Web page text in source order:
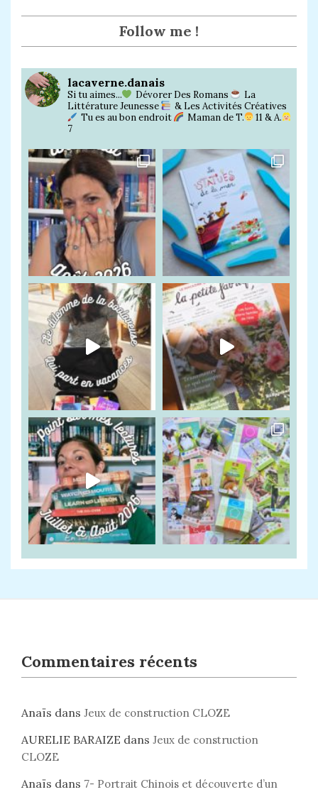
m
Follow me !
lacaverne.danais
Si tu aimes... Dévorer Des Romans
La
Littérature Jeunesse
& Les Activités Créatives
Tu es au bon endroit
Maman de T.
11 & A.
7
Commentaires récents
Anaïs dans Jeux de construction CLOZE
AURELIE BARAIZE dans Jeux de construction
CLOZE
Anaïs dans 7- Portrait Chinois et découverte d’un